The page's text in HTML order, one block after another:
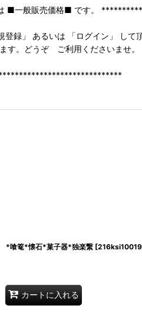
■一般販売価格■ です。 **********
録」 あるいは 「ログイン」 して
どうぞ ご利用くださいませ。
懐石*菓子器*独楽繋 [216ksi10019
カートに入れる